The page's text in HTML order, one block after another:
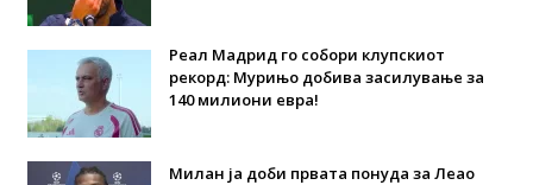
Реал Мадрид го собори клупскиот
рекорд: Мурињо добива засилување за
140 милиони евра!
Милан ја доби првата понуда за Леао